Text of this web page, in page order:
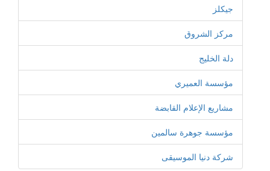
جيكلز
مركز الشروق
دلة الخليج
مؤسسة العميري
مشاريع الإعلام القابضة
مؤسسة جوهرة سالمين
شركة دنيا الموسيقى